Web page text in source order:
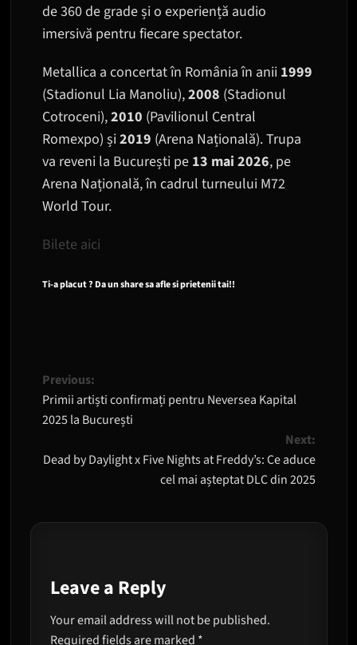
de 360 de grade și o experiență audio
imersivă pentru fiecare spectator.
Metallica a concertat în România în anii 1999
(Stadionul Lia Manoliu),2008 (Stadionul
Cotroceni),2010 (Pavilionul Central
Romexpo) și2019 (Arena Națională). Trupa
va reveni la București pe 13 mai 2026, pe
Arena Națională, în cadrul turneului M72
World Tour.
Bilete aici
Ti-a placut ? Da un share sa afle si prietenii tai!!
Post
navigation
Previous:
Primii artiști confirmați pentru Neversea Kapital
2025 la București
Next:
Dead by Daylight x Five Nights at Freddy’s: Ce aduce
cel mai așteptat DLC din 2025
Leave a Reply
Your email address will not be published.
Required fields are marked *